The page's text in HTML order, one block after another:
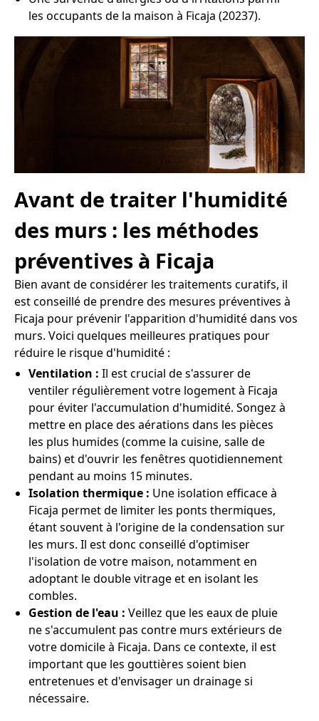
les occupants de la maison à Ficaja (20237).
Avant de traiter l'humidité
des murs : les méthodes
préventives à Ficaja
Bien avant de considérer les traitements curatifs, il
est conseillé de prendre des mesures préventives à
Ficaja pour prévenir l'apparition d'humidité dans vos
murs. Voici quelques meilleures pratiques pour
réduire le risque d'humidité :
Ventilation : Il est crucial de s'assurer de
ventiler régulièrement votre logement à Ficaja
pour éviter l'accumulation d'humidité. Songez à
mettre en place des aérations dans les pièces
les plus humides (comme la cuisine, salle de
bains) et d'ouvrir les fenêtres quotidiennement
pendant au moins 15 minutes.
Isolation thermique : Une isolation efficace à
Ficaja permet de limiter les ponts thermiques,
étant souvent à l'origine de la condensation sur
les murs. Il est donc conseillé d'optimiser
l'isolation de votre maison, notamment en
adoptant le double vitrage et en isolant les
combles.
Gestion de l'eau : Veillez que les eaux de pluie
ne s'accumulent pas contre murs extérieurs de
votre domicile à Ficaja. Dans ce contexte, il est
important que les gouttières soient bien
entretenues et d'envisager un drainage si
nécessaire.